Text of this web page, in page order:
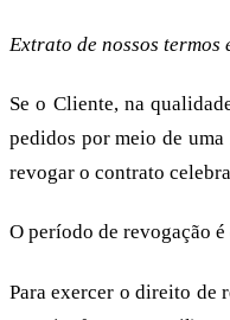
Extrato de nossos termos
Se o Cliente, na
pedidos por meio de
revogar o contrato
O período de revogação
Para exercer o direito de